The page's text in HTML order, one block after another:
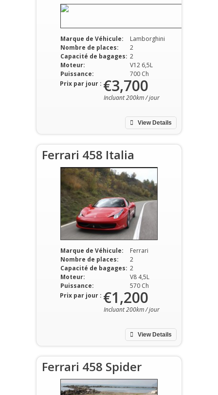
Marque de Véhicule:
Lamborghini
Nombre de places:
2
Capacité de bagages: 2
Moteur:
V12 6,5L
Puissance:
700 Ch
View Details
Prix par jour : €3,700
Incluant 200km / jour
Ferrari 458 Italia
Marque de Véhicule:
Ferrari
Nombre de places:
2
Capacité de bagages: 2
Moteur:
V8 4,5L
Puissance:
570 Ch
View Details
Prix par jour : €1,200
Incluant 200km / jour
Ferrari 458 Spider